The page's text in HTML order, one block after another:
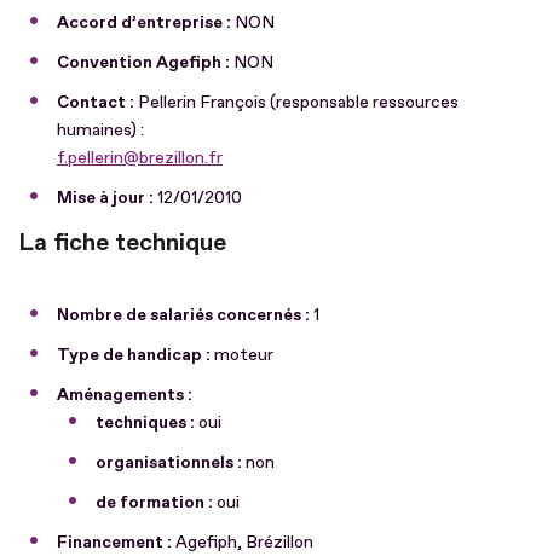
Accord d’entreprise : NON
Convention Agefiph : NON
Contact : Pellerin François (responsable ressources
humaines) :
f.pellerin@brezillon.fr
Mise à jour : 12/01/2010
La fiche technique
Nombre de salariés concernés : 1
Type de handicap : moteur
Aménagements :
techniques : oui
organisationnels : non
de formation : oui
Financement : Agefiph, Brézillon